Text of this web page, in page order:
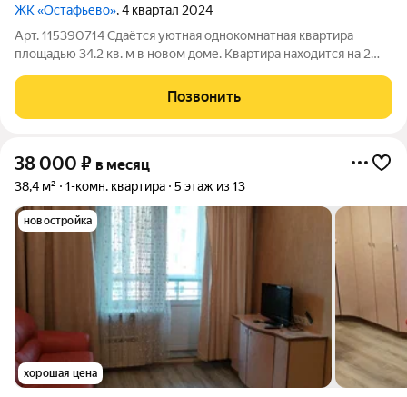
ЖК «Остафьево», 4 квартал 2024
Арт. 115390714 Сдаётся уютная однокомнатная квартира
площадью 34.2 кв. м в новом доме. Квартира находится на 2
потолки 2.8 метра добавляют ощущение простора и света. В
квартире в светло и комфортно.
Позвонить
38 000 ₽ в месяц
38,4 м² 1-комн. квартира 5 этаж из 13
новостройка
хорошая цена